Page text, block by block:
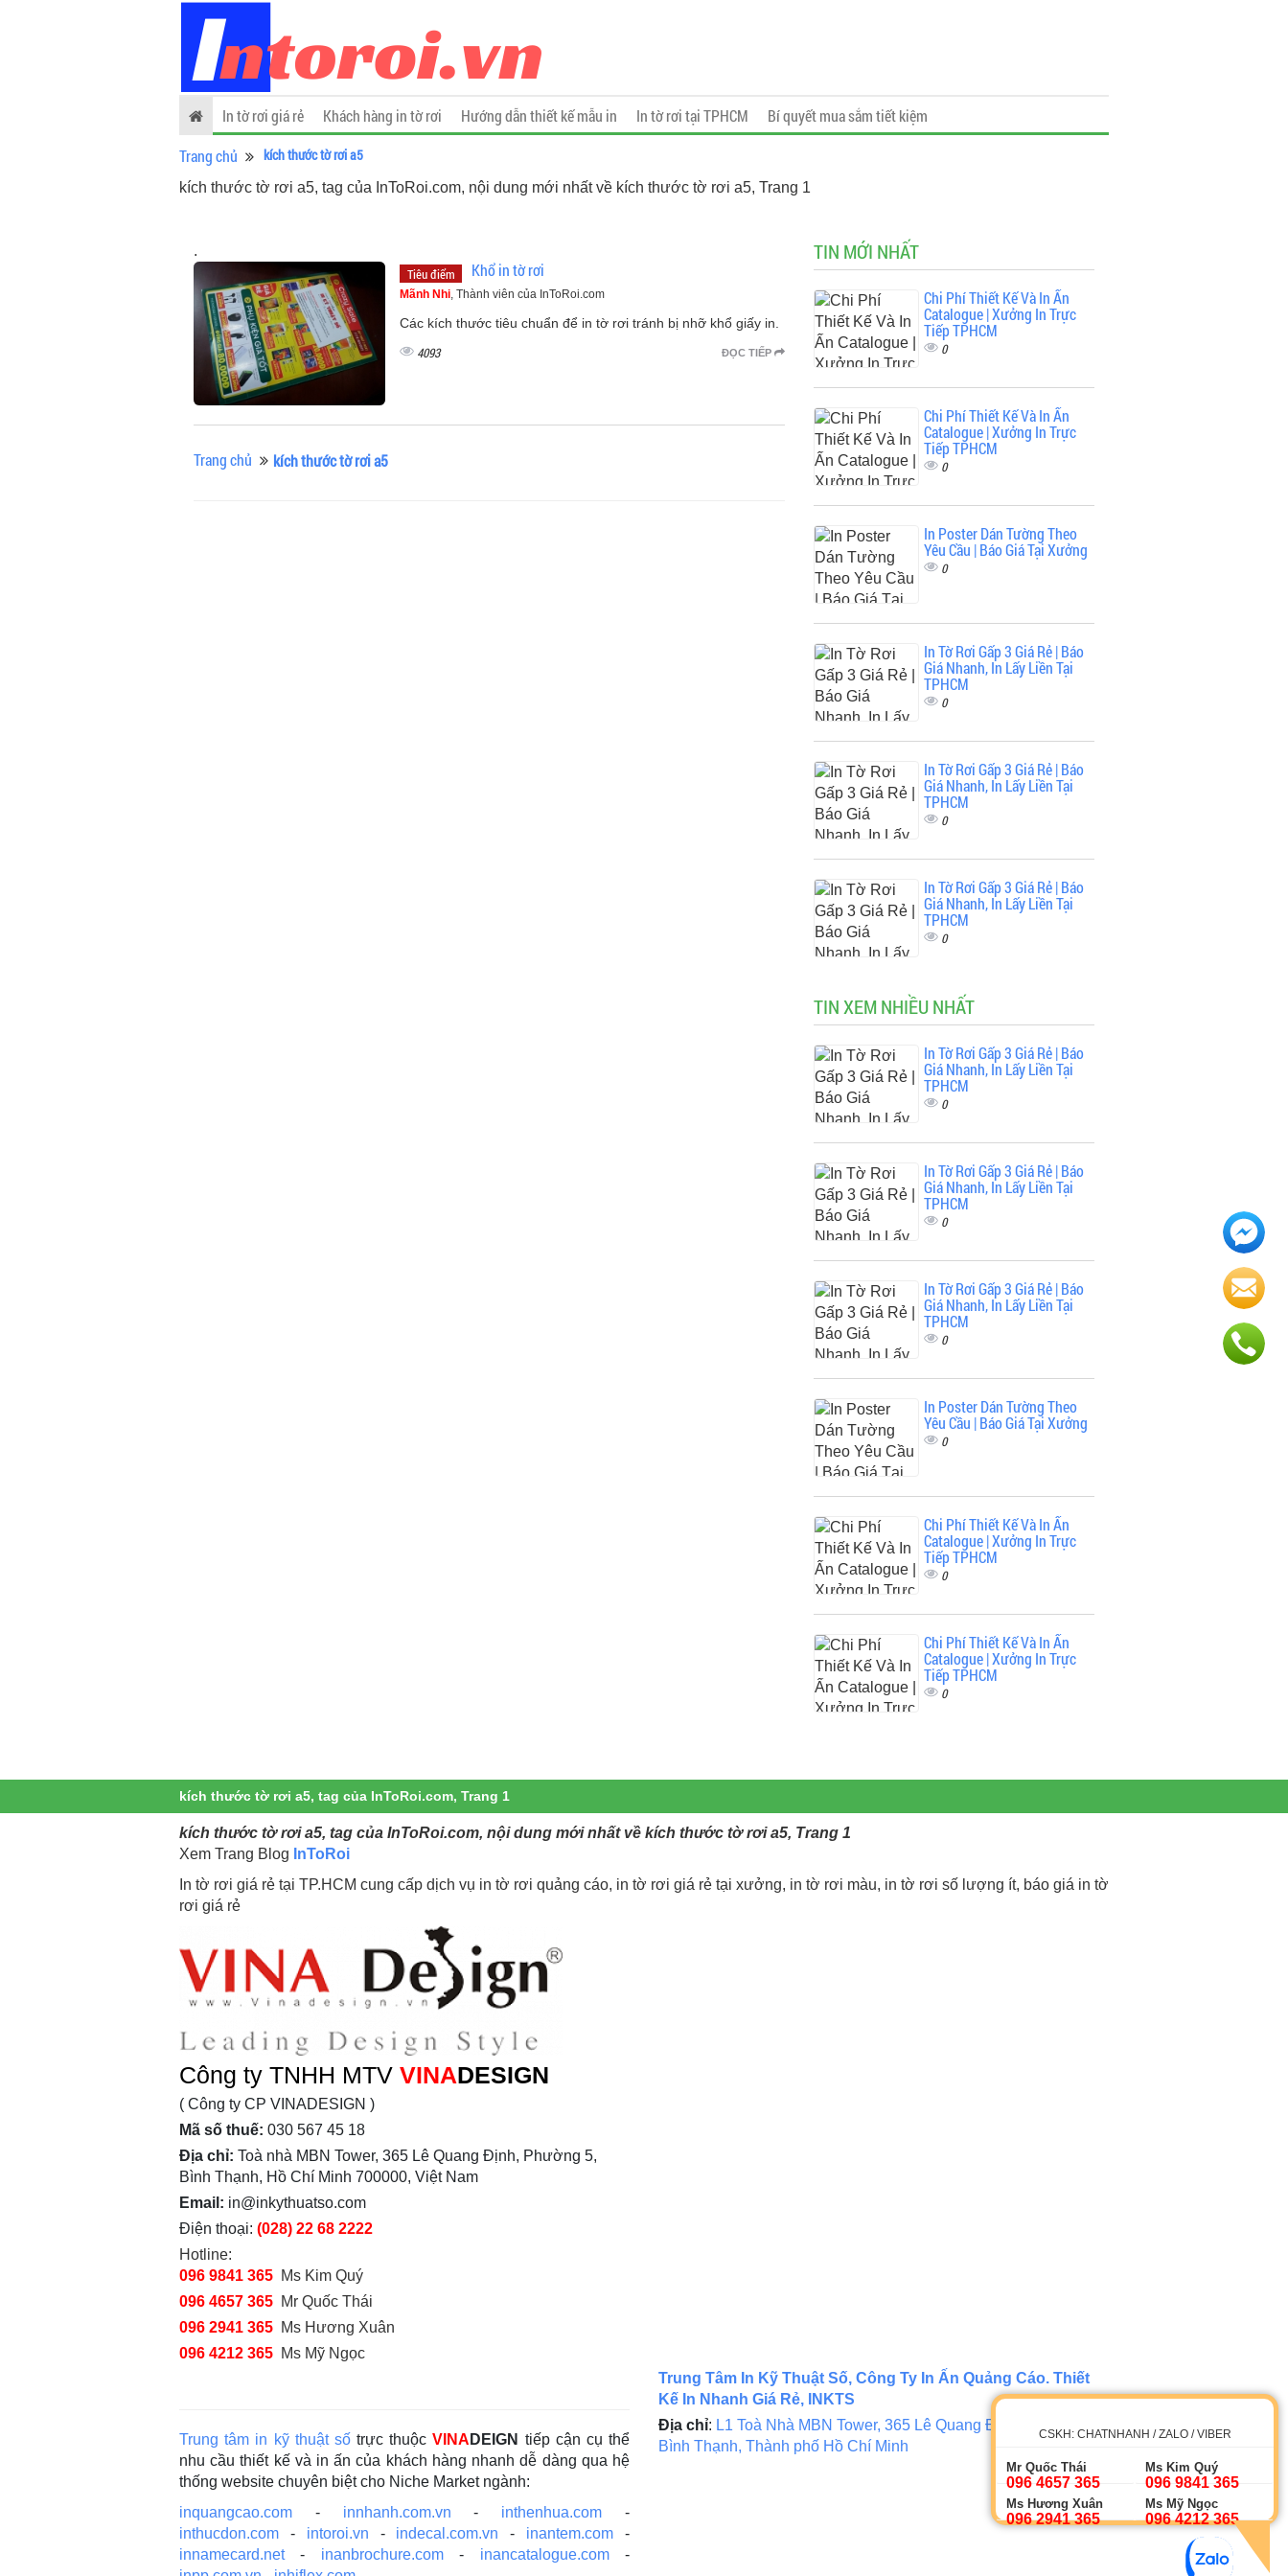
In tờ rơi giá rẻ Khách hàng in tờ rơi Hướng dẫn thiết kế mẫu in In tờ rơi tại TPHCM
Bí quyết mua sắm tiết kiệm
Trang chủ
kích thước tờ rơi a5
kích thước tờ rơi a5, tag của InToRoi.com, nội dung mới nhất về kích thước tờ rơi a5, Trang 1
.
Tiêu điểm Khổ in tờ rơi
Mãnh Nhi, Thành viên của InToRoi.com
Các kích thước tiêu chuẩn để in tờ rơi tránh bị nhỡ khổ giấy in.
ĐỌC TIẾP
4093
Trang chủ kích thước tờ rơi a5
TIN MỚI NHẤT
Chi Phí Thiết Kế Và In Ấn
Catalogue | Xưởng In Trực
Tiếp TPHCM
0
Chi Phí Thiết Kế Và In Ấn
Catalogue | Xưởng In Trực
Tiếp TPHCM
0
In Poster Dán Tường Theo
Yêu Cầu | Báo Giá Tại Xưởng
0
In Tờ Rơi Gấp 3 Giá Rẻ | Báo
Giá Nhanh, In Lấy Liền Tại
TPHCM
0
In Tờ Rơi Gấp 3 Giá Rẻ | Báo
Giá Nhanh, In Lấy Liền Tại
TPHCM
0
In Tờ Rơi Gấp 3 Giá Rẻ | Báo
Giá Nhanh, In Lấy Liền Tại
TPHCM
0
TIN XEM NHIỀU NHẤT
In Tờ Rơi Gấp 3 Giá Rẻ | Báo
Giá Nhanh, In Lấy Liền Tại
TPHCM
0
In Tờ Rơi Gấp 3 Giá Rẻ | Báo
Giá Nhanh, In Lấy Liền Tại
TPHCM
0
In Tờ Rơi Gấp 3 Giá Rẻ | Báo
Giá Nhanh, In Lấy Liền Tại
TPHCM
0
In Poster Dán Tường Theo
Yêu Cầu | Báo Giá Tại Xưởng
0
Chi Phí Thiết Kế Và In Ấn
Catalogue | Xưởng In Trực
Tiếp TPHCM
0
Chi Phí Thiết Kế Và In Ấn
Catalogue | Xưởng In Trực
Tiếp TPHCM
0
kích thước tờ rơi a5, tag của InToRoi.com, Trang 1
kích thước tờ rơi a5, tag của InToRoi.com, nội dung mới nhất về kích thước tờ rơi a5, Trang 1
Xem Trang Blog InToRoi
In tờ rơi giá rẻ tại TP.HCM cung cấp dịch vụ in tờ rơi quảng cáo, in tờ rơi giá rẻ tại xưởng, in tờ rơi màu, in tờ rơi số lượng ít, báo giá in tờ
rơi giá rẻ
Công ty TNHH MTV VINADESIGN
( Công ty CP VINADESIGN )
Mã số thuế: 030 567 45 18
Địa chỉ: Toà nhà MBN Tower, 365 Lê Quang Định, Phường 5,
Bình Thạnh, Hồ Chí Minh 700000, Việt Nam
Email: in@inkythuatso.com
Điện thoại: (028) 22 68 2222
Hotline:
096 9841 365 Ms Kim Quý
096 4657 365 Mr Quốc Thái
096 2941 365 Ms Hương Xuân
096 4212 365 Ms Mỹ Ngọc
Trung tâm in kỹ thuật sốtrực thuộcVINA DEIGN tiếp cận cụ thể
nhu cầu thiết kế và in ấn của khách hàng nhanh dễ dàng qua hệ
thống website chuyên biệt cho Niche Market ngành:
inquangcao.com - innhanh.com.vn - inthenhua.com -
inthucdon.com - intoroi.vn - indecal.com.vn - inantem.com -
innamecard.net- inanbrochure.com- inancatalogue.com-
Trung Tâm In Kỹ Thuật Số, Công Ty In Ấn Quảng Cáo. Thiết
Kế In Nhanh Giá Rẻ, INKTS
Địa chỉ: L1 Toà Nhà MBN Tower, 365 Lê Quang Định, Phường 5,
Bình Thạnh, Thành phố Hồ Chí Minh
CSKH: CHATNHANH / ZALO / VIBER
Mr Quốc Thái
096 4657 365
Ms Kim Quý
096 9841 365
Ms Hương Xuân
096 2941 365
Ms Mỹ Ngọc
096 4212 365